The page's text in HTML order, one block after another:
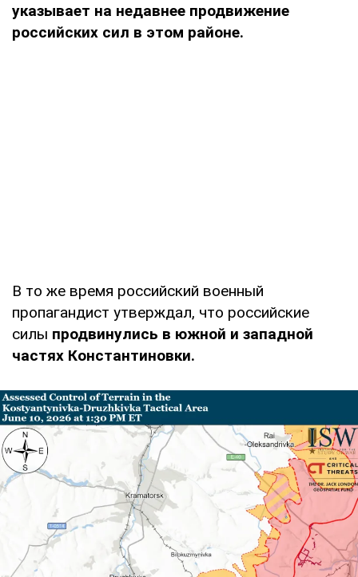
указывает на недавнее продвижение
российских сил в этом районе.
В то же время российский военный
пропагандист утверждал, что российские
силы продвинулись в южной и западной
частях Константиновки.